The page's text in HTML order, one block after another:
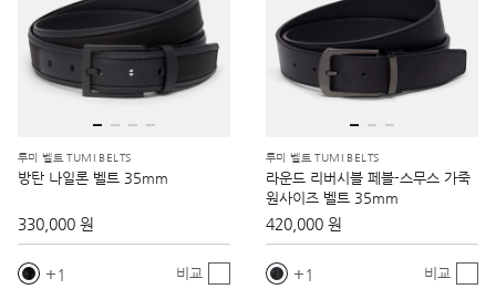
투미 벨트 TUMI BELTS
방탄 나일론 벨트 35mm
330,000 원
1 비교
투미 벨트 TUMI BELTS
라운드 리버시블 페블-스무스 가죽
원사이즈 벨트 35mm
420,000 원
1 비교